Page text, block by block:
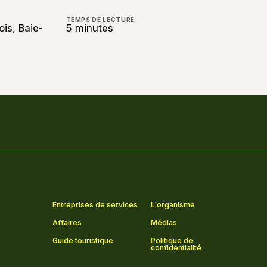
Baie-
TEMPS DE LECTURE
5 minutes
Entreprises de services
L'organisme
Affaires
Médias
Guide touristique
Politique de
confidentialité